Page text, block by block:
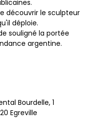
découvrir le sculpteur
déploie.
souligné la portée
argentine.
Bourdelle, 1
Egreville